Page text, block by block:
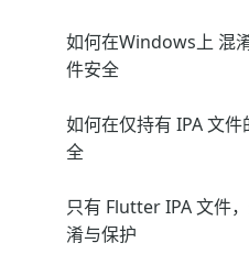
如何在Windows上 混
件安全
如何在仅持有 IPA 文
全
只有 Flutter IPA 文件
淆与保护